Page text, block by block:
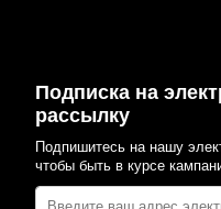
Подписка на
рассылку
Подпишитесь на нашу
чтобы быть в курсе